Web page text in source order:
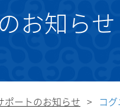
お知らせ
ポートのお知らせ コ